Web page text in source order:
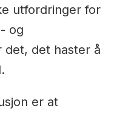
utfordringer for
og
det, det haster å
er at